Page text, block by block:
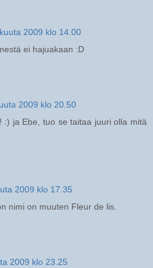
2009 klo 14.00
ei hajuakaan :D
2009 klo 20.50
:) ja Ebe, tuo se taitaa juuri olla mitä
2009 klo 17.35
nimi on muuten Fleur de lis.
2009 klo 23.25